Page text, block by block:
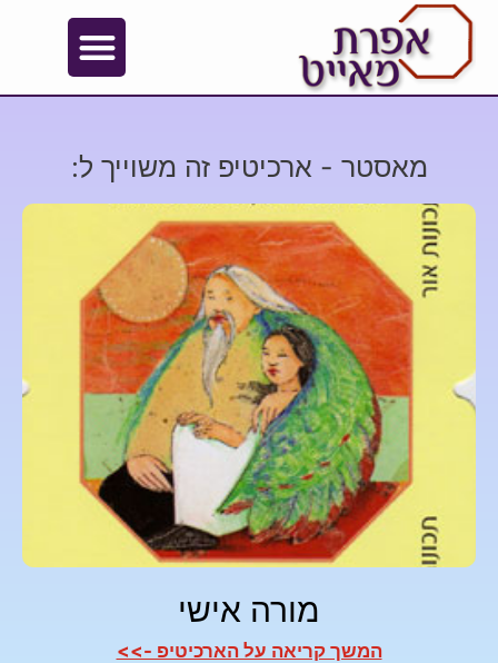
מאסטר - ארכיטיפ זה משוייך ל:
מורה אישי
המשך קריאה על הארכיטיפ ->>